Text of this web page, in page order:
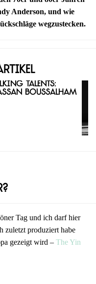
Anderson, und wie
wegzustecken.
Talents:
Boussalham
Tag und ich darf hier
zuletzt produziert habe
gezeigt wird – The Yin